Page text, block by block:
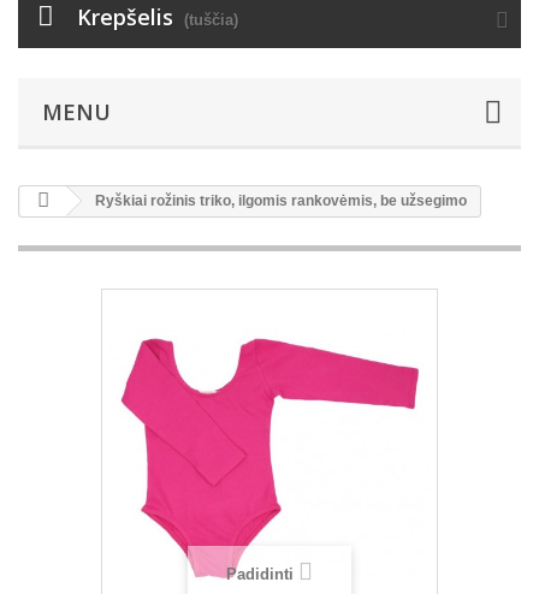
Krepšelis (tuščia)
MENU
Ryškiai rožinis triko, ilgomis rankovėmis, be užsegimo
Padidinti